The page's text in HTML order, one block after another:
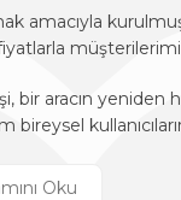
amacıyla
bir aracın
amacıyla